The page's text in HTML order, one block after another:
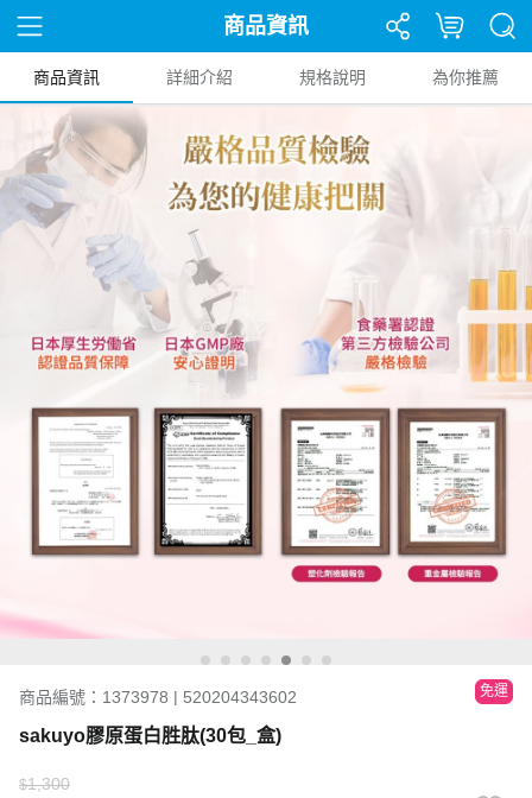
商品資訊
商品資訊 詳細介紹 規格說明 為你推薦
商品編號：1373978 | 520204343602 免運
sakuyo膠原蛋白胜肽(30包_盒)
$1,300